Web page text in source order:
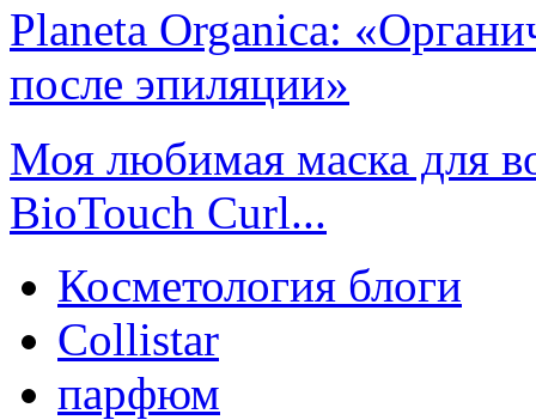
Planeta Organica:
после эпиляции»
Моя любимая маска для
BioTouch Curl...
Косметология блоги
Collistar
парфюм